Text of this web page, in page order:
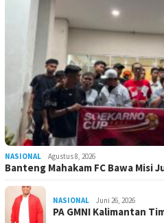
NASIONAL Agustus 8, 2026
Banteng Mahakam FC Bawa Misi
NASIONAL Juni 26, 2026
PA GMNI Kalimantan